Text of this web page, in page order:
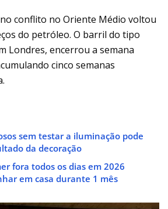
conflito no Oriente Médio voltou
do petróleo. O barril do tipo
Londres, encerrou a semana
cinco semanas
sem testar a iluminação pode
da decoração
fora todos os dias em 2026
em casa durante 1 mês